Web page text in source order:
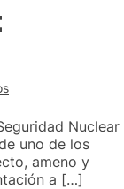
Nuclear
uno de los
ameno y
a […]